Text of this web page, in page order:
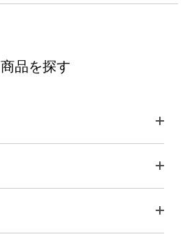
商品を探す